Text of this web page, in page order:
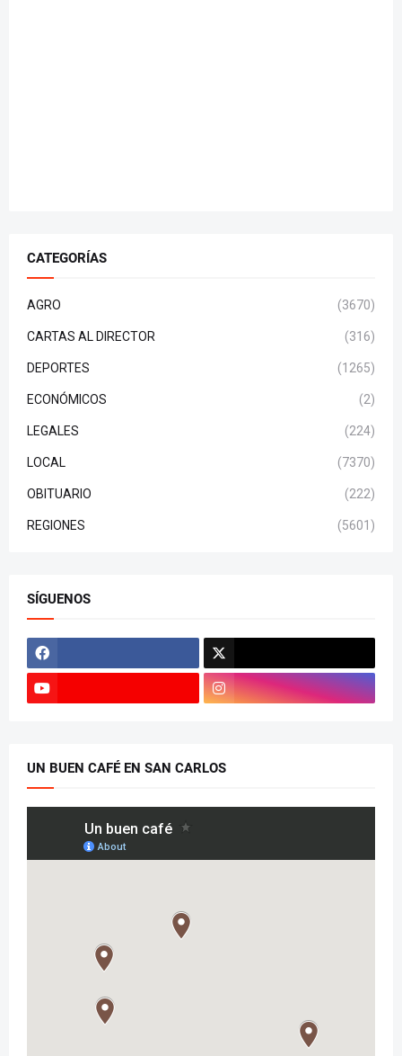
CATEGORÍAS
AGRO (3670)
CARTAS AL DIRECTOR (316)
DEPORTES (1265)
ECONÓMICOS (2)
LEGALES (224)
LOCAL (7370)
OBITUARIO (222)
REGIONES (5601)
SÍGUENOS
UN BUEN CAFÉ EN SAN CARLOS